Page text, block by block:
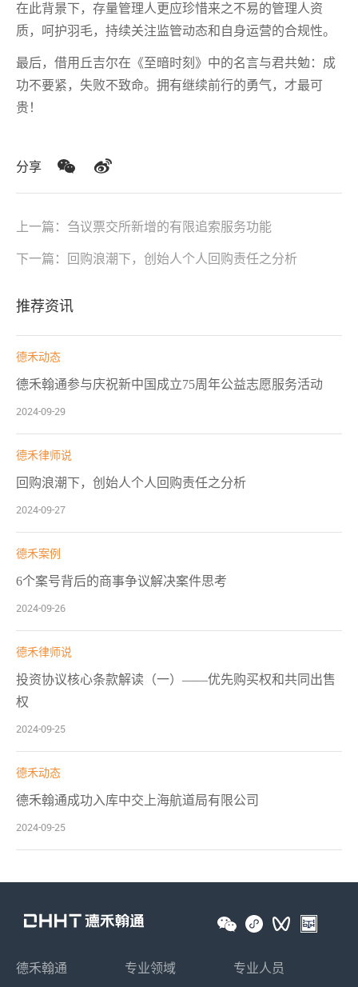
在此背景下，存量管理人更应珍惜来之不易的管理人资
质，呵护羽毛，持续关注监管动态和自身运营的合规性。
最后，借用丘吉尔在《至暗时刻》中的名言与君共勉：成
功不要紧，失败不致命。拥有继续前行的勇气，才最可
贵！
分享
上一篇： 刍议票交所新增的有限追索服务功能
下一篇： 回购浪潮下，创始人个人回购责任之分析
推荐资讯
德禾动态
德禾翰通参与庆祝新中国成立75周年公益志愿服务活动
2024-09-29
德禾律师说
回购浪潮下，创始人个人回购责任之分析
2024-09-27
德禾案例
6个案号背后的商事争议解决案件思考
2024-09-26
德禾律师说
投资协议核心条款解读（一）——优先购买权和共同出售
权
2024-09-25
德禾动态
德禾翰通成功入库中交上海航道局有限公司
2024-09-25
德禾翰通 专业领域 专业人员